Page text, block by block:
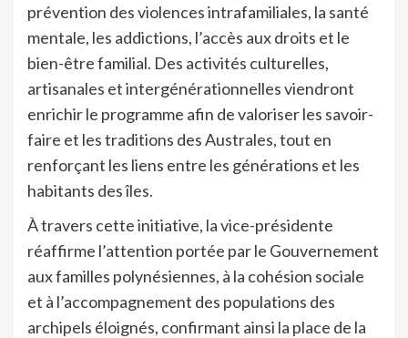
prévention des violences intrafamiliales, la santé
mentale, les addictions, l’accès aux droits et le
bien-être familial. Des activités culturelles,
artisanales et intergénérationnelles viendront
enrichir le programme afin de valoriser les savoir-
faire et les traditions des Australes, tout en
renforçant les liens entre les générations et les
habitants des îles.
À travers cette initiative, la vice-présidente
réaffirme l’attention portée par le Gouvernement
aux familles polynésiennes, à la cohésion sociale
et à l’accompagnement des populations des
archipels éloignés, confirmant ainsi la place de la